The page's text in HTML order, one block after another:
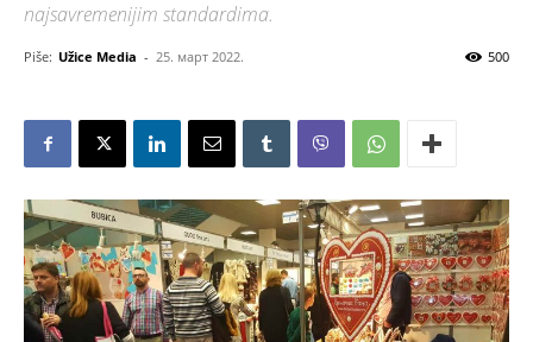
najsavremenijim standardima.
Piše: Užice Media - 25. март 2022. 500